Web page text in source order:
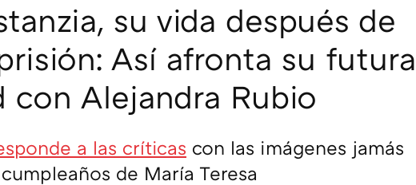
su vida después de
Así afronta su futura
con Alejandra Rubio
a las críticas con las imágenes jamás
de María Teresa